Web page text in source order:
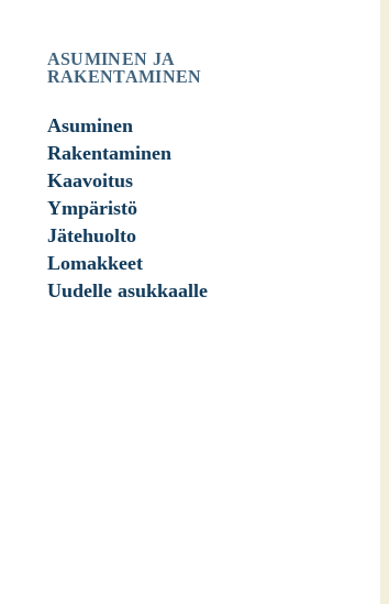
ASUMINEN JA
RAKENTAMINEN
Asuminen
Rakentaminen
Kaavoitus
Ympäristö
Jätehuolto
Lomakkeet
Uudelle asukkaalle